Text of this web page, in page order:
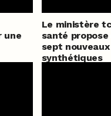
une
Le ministère
santé propose
sept
synthétiques